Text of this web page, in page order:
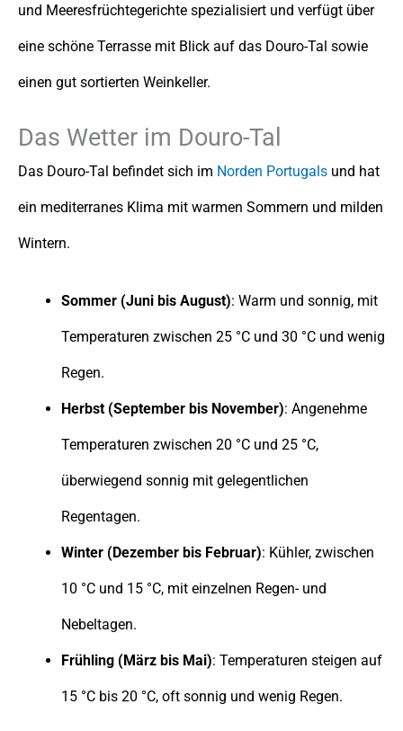
und Meeresfrüchtegerichte spezialisiert und verfügt über
eine schöne Terrasse mit Blick auf das Douro-Tal sowie
einen gut sortierten Weinkeller.
Das Wetter im Douro-Tal
Das Douro-Tal befindet sich im Norden Portugals und hat
ein mediterranes Klima mit warmen Sommern und milden
Wintern.
Sommer (Juni bis August): Warm und sonnig, mit
Temperaturen zwischen 25 °C und 30 °C und wenig
Regen.
Herbst (September bis November): Angenehme
Temperaturen zwischen 20 °C und 25 °C,
überwiegend sonnig mit gelegentlichen
Regentagen.
Winter (Dezember bis Februar): Kühler, zwischen
10 °C und 15 °C, mit einzelnen Regen- und
Nebeltagen.
Frühling (März bis Mai): Temperaturen steigen auf
15 °C bis 20 °C, oft sonnig und wenig Regen.